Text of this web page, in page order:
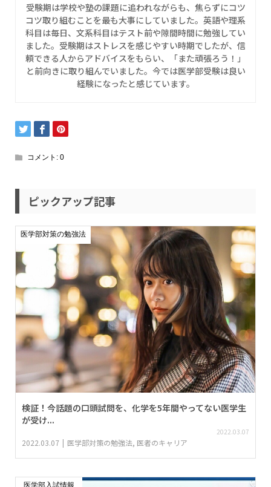
受験期は学校や塾の課題に追われながらも、焦らずにコツ
コツ取り組むことを最も大事にしていました。英語や理系
科目は毎日、文系科目はテスト前や隙間時間に勉強してい
ました。受験期はストレスを感じやすい時期でしたが、信
頼できる人からアドバイスをもらい、「また頑張ろう！」
と前向きに取り組んでいました。今では医学部受験は良い
経験になったと感じています。
コメント: 0
ピックアップ記事
医学部対策の勉強法
検証！今話題の口頭試問を、化学を5年間やってない医学生
が受け...
2022.03.07
2022.03.07 医学部対策の勉強法, 医者のキャリア
医学部入試情報